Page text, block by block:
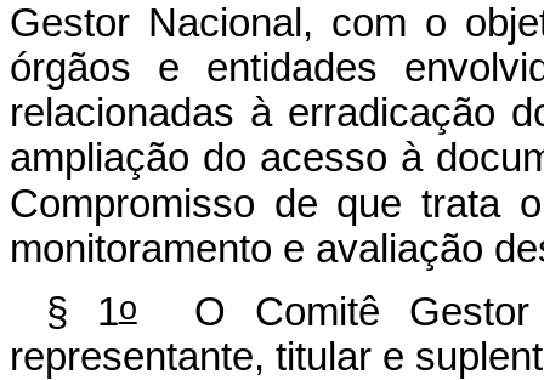
Gestor Nacional, com o
órgãos e entidades
relacionadas à erradicação
ampliação do acesso à
Compromisso de que trata
monitoramento e avaliação
§ 1oO Comitê Gestor
representante, titular e